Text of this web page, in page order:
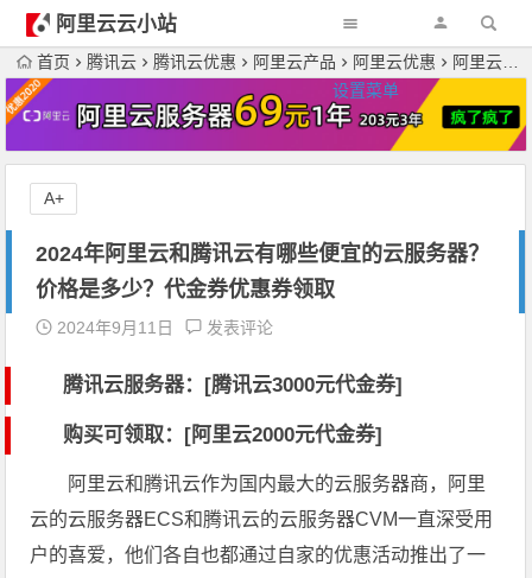
阿里云云小站
设置菜单
首页 腾讯云 腾讯云优惠 阿里云产品 阿里云优惠 阿里云服务器
2024年阿里云和腾讯云有哪些便宜的云服务器？
价格是多少？代金券优惠券领取
2024年9月11日 发表评论
腾讯云服务器：[腾讯云3000元代金券]
购买可领取：[阿里云2000元代金券]
阿里云和腾讯云作为国内最大的云服务器商，阿里
云的云服务器ECS和腾讯云的云服务器CVM一直深受用
户的喜爱，他们各自也都通过自家的优惠活动推出了一
A+